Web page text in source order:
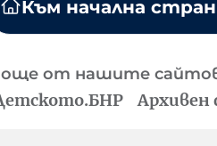
Към начална
още от нашите
Архивен